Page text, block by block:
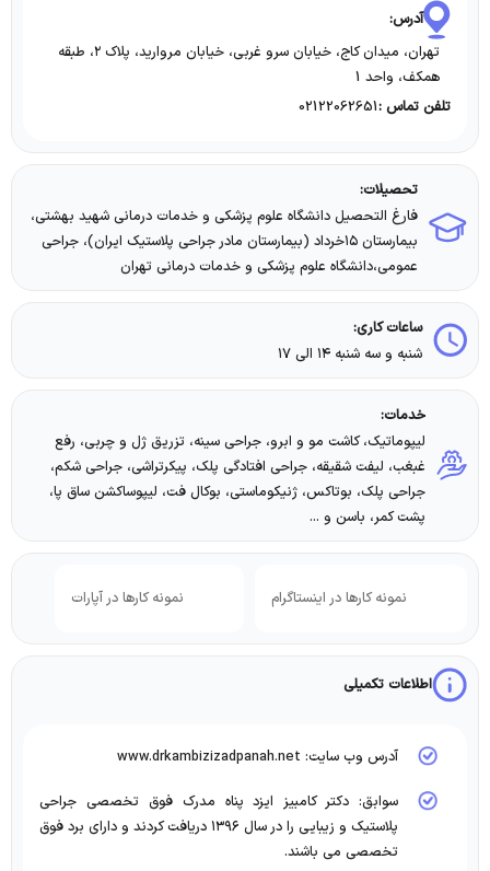
آدرس:
تهران، میدان کاج، خیابان سرو غربی، خیابان مروارید، پلاک ۲، طبقه
همکف، واحد 1
تلفن تماس :02122062651
تحصیلات:
فارغ التحصیل دانشگاه علوم پزشکی و خدمات درمانی شهید بهشتی،
بیمارستان ۱۵خرداد (بیمارستان مادر جراحی پلاستیک ایران)، جراحی
عمومی،دانشگاه علوم پزشکی و خدمات درمانی تهران
ساعات کاری:
شنبه و سه شنبه ۱۴ الی ۱۷
خدمات:
لیپوماتیک، کاشت مو و ابرو، جراحی سینه، تزریق ژل و چربی، رفع
غبغب، لیفت شقیقه، جراحی افتادگی پلک، پیکرتراشی، جراحی شکم،
جراحی پلک، بوتاکس، ژنیکوماستی، بوکال فت، لیپوساکشن ساق پا،
پشت کمر، باسن و ...
نمونه کارها در اینستاگرام نمونه کارها در آپارات
اطلاعات تکمیلی
آدرس وب سایت: www.drkambizizadpanah.net
سوابق: دکتر کامبیز ایزد پناه مدرک فوق تخصصی جراحی
پلاستیک و زیبایی را در سال ۱۳۹۶ دریافت کردند و دارای برد فوق
تخصصی می باشند.